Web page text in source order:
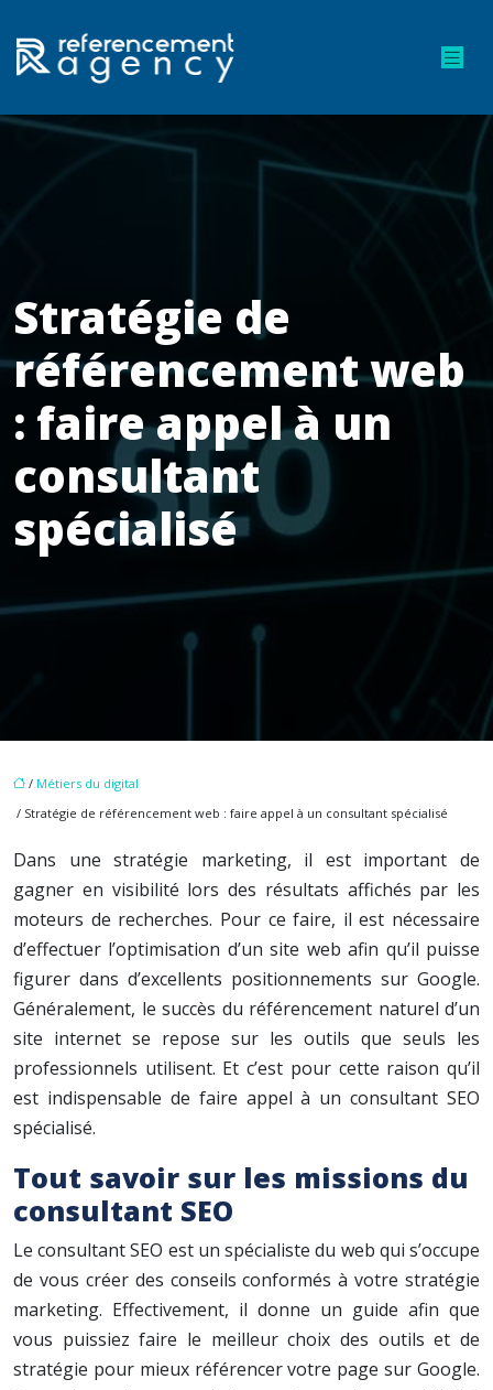
Stratégie de
référencement web
: faire appel à un
consultant
spécialisé
/ Métiers du digital
/ Stratégie de référencement web : faire appel à un consultant spécialisé
Dans une stratégie marketing, il est important de
gagner en visibilité lors des résultats affichés par les
moteurs de recherches. Pour ce faire, il est nécessaire
d’effectuer l’optimisation d’un site web afin qu’il puisse
figurer dans d’excellents positionnements sur Google.
Généralement, le succès du référencement naturel d’un
site internet se repose sur les outils que seuls les
professionnels utilisent. Et c’est pour cette raison qu’il
est indispensable de faire appel à un consultant SEO
spécialisé.
Tout savoir sur les missions du
consultant SEO
Le consultant SEO est un spécialiste du web qui s’occupe
de vous créer des conseils conformés à votre stratégie
marketing. Effectivement, il donne un guide afin que
vous puissiez faire le meilleur choix des outils et de
stratégie pour mieux référencer votre page sur Google.